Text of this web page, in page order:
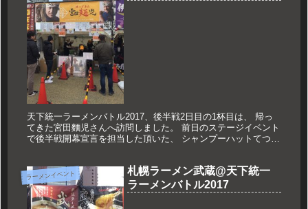
天下統一ラーメンバトル2017、後半戦2日目の1杯目は、 帰っ
てきた宮田麵児さんへ訪問しました。 前日のステージイベント
で後半戦開幕宣言を担当した頂いた、 シャンプーハットてつじ
ラーメンイベント
札幌ラーメン武蔵@天下統一
ラーメンバトル2017